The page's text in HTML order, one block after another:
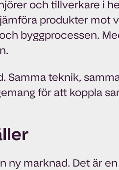
och tillverkare i
produkter mot
byggprocessen.
Samma teknik,
för att koppla
ny marknad. Det är